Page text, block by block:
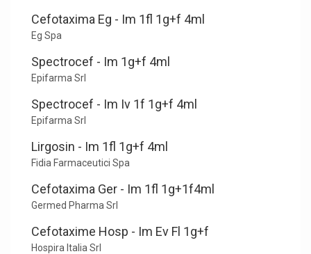
Cefotaxima Eg - Im 1fl 1g+f 4ml
Eg Spa
Spectrocef - Im 1g+f 4ml
Epifarma Srl
Spectrocef - Im Iv 1f 1g+f 4ml
Epifarma Srl
Lirgosin - Im 1fl 1g+f 4ml
Fidia Farmaceutici Spa
Cefotaxima Ger - Im 1fl 1g+1f4ml
Germed Pharma Srl
Cefotaxime Hosp - Im Ev Fl 1g+f
Hospira Italia Srl